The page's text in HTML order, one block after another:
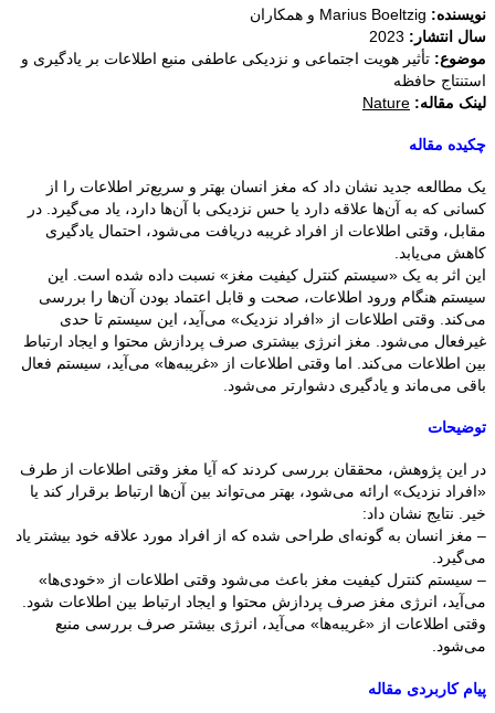
نویسنده:
سال انتشار:
موضوع: تأثیر هویت اجتماعی و نزدیکی عاطفی منبع اطلاعات بر یادگیری و
استنتاج حافظه
لینک مقاله: Nature
چکیده مقاله
یک مطالعه جدید نشان داد که مغز انسان بهتر و سریع‌تر اطلاعات را از
کسانی که به آن‌ها علاقه دارد یا حس نزدیکی با آن‌ها دارد، یاد می‌گیرد. در
مقابل، وقتی اطلاعات از افراد غریبه دریافت می‌شود، احتمال یادگیری
کاهش می‌یابد.
این اثر به یک «سیستم کنترل کیفیت مغز» نسبت داده شده است. این
سیستم هنگام ورود اطلاعات، صحت و قابل اعتماد بودن آن‌ها را بررسی
می‌کند. وقتی اطلاعات از «افراد نزدیک» می‌آید، این سیستم تا حدی
غیرفعال می‌شود. مغز انرژی بیشتری صرف پردازش محتوا و ایجاد ارتباط
بین اطلاعات می‌کند. اما وقتی اطلاعات از «غریبه‌ها» می‌آید، سیستم فعال
باقی می‌ماند و یادگیری دشوارتر می‌شود.
توضیحات
در این پژوهش، محققان بررسی کردند که آیا مغز وقتی اطلاعات از طرف
«افراد نزدیک» ارائه می‌شود، بهتر می‌تواند بین آن‌ها ارتباط برقرار کند یا
خیر. نتایج نشان داد:
– مغز انسان به گونه‌ای طراحی شده که از افراد مورد علاقه خود بیشتر یاد
می‌گیرد.
– سیستم کنترل کیفیت مغز باعث می‌شود وقتی اطلاعات از «خودی‌ها»
می‌آید، انرژی مغز صرف پردازش محتوا و ایجاد ارتباط بین اطلاعات شود.
وقتی اطلاعات از «غریبه‌ها» می‌آید، انرژی بیشتر صرف بررسی منبع
می‌شود.
پیام کاربردی مقاله